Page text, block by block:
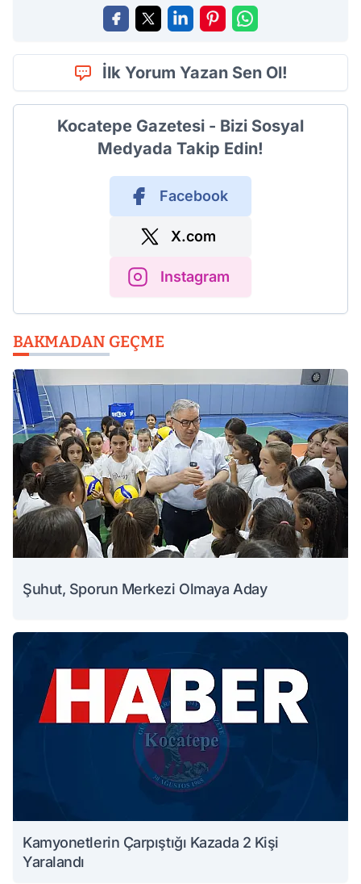
İlk Yorum Yazan Sen Ol!
Kocatepe Gazetesi - Bizi Sosyal
Medyada Takip Edin!
Facebook
X.com
Instagram
BAKMADAN GEÇME
Şuhut, Sporun Merkezi Olmaya Aday
Kamyonetlerin Çarpıştığı Kazada 2 Kişi
Yaralandı